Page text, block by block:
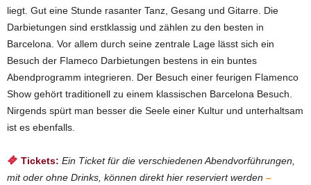
liegt. Gut eine Stunde rasanter Tanz, Gesang und Gitarre. Die
Darbietungen sind erstklassig und zählen zu den besten in
Barcelona. Vor allem durch seine zentrale Lage lässt sich ein
Besuch der Flameco Darbietungen bestens in ein buntes
Abendprogramm integrieren. Der Besuch einer feurigen Flamenco
Show gehört traditionell zu einem klassischen Barcelona Besuch.
Nirgends spürt man besser die Seele einer Kultur und unterhaltsam
ist es ebenfalls.
Tickets: Ein Ticket für die verschiedenen Abendvorführungen,
mit oder ohne Drinks, können direkt hier reserviert werden –